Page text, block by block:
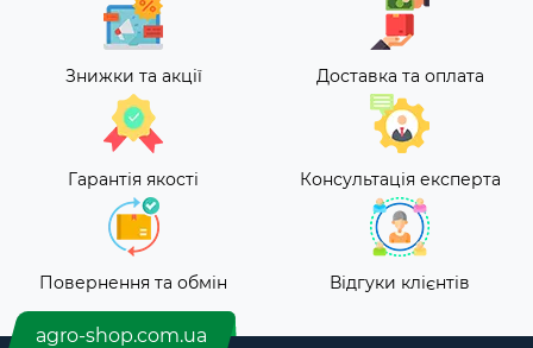
Знижки та акції Доставка та оплата
Гарантія якості Консультація експерта
Повернення та обмін Відгуки клієнтів
agro-shop.com.ua